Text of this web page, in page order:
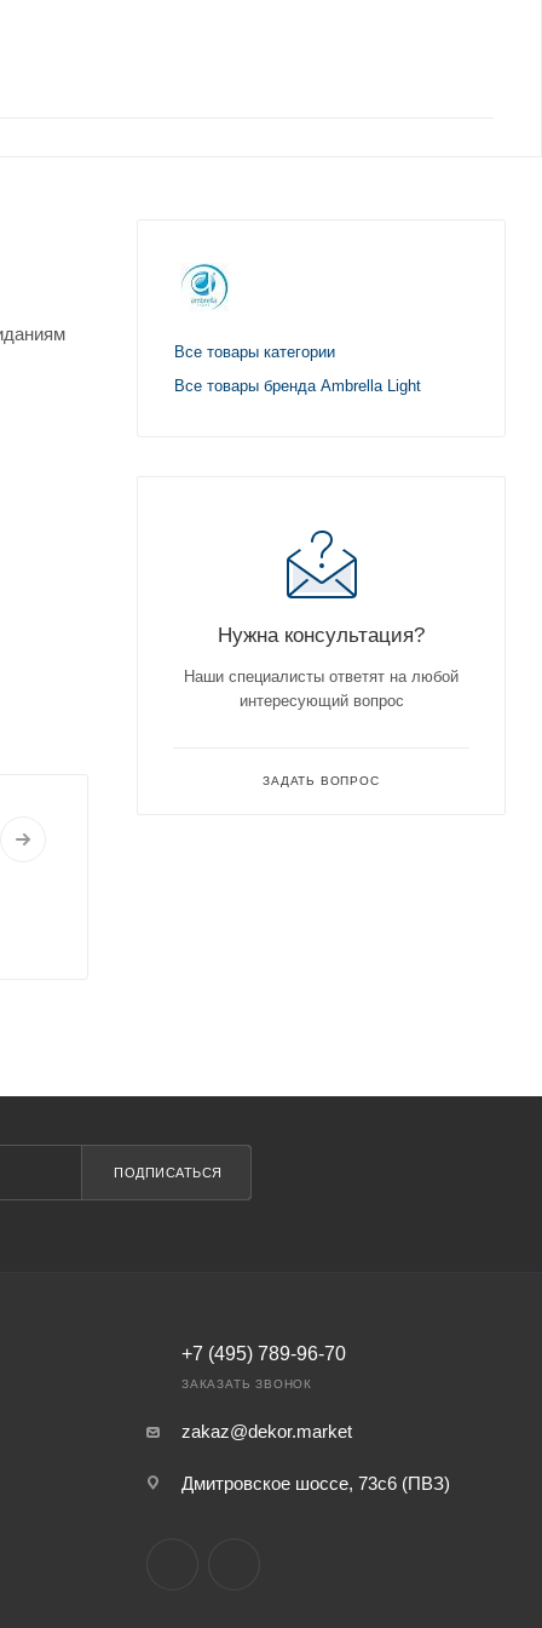
Все товары категории
Все товары бренда Ambrella Light
Нужна консультация?
Наши специалисты ответят на любой
интересующий вопрос
ЗАДАТЬ ВОПРОС
ПОДПИСАТЬСЯ
+7 (495) 789-96-70
ЗАКАЗАТЬ ЗВОНОК
zakaz@dekor.market
Дмитровское шоссе, 73с6 (ПВЗ)